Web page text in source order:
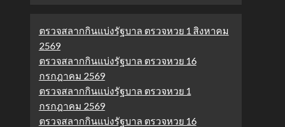
ตรวจสลากกินแบ่งรัฐบาล ตรวจหวย 1 สิงหาคม
2569
ตรวจสลากกินแบ่งรัฐบาล ตรวจหวย 16
กรกฎาคม 2569
ตรวจสลากกินแบ่งรัฐบาล ตรวจหวย 1
กรกฎาคม 2569
ตรวจสลากกินแบ่งรัฐบาล ตรวจหวย 16